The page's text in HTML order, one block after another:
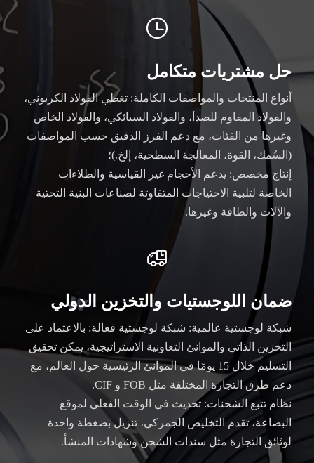

حل مشتريات متكامل
أنواع المنتجات والمواصفات الكاملة: تغطي الفولاذ الكربوني،
والفولاذ المقاوم للصدأ، والفولاذ السبائكي، والفولاذ الخاص
وغيرها من الفئات، مع دعم الفرز الدقيق حسب المواصفات
(السُمك، القوة، المعالجة السطحية، إلخ.)؛
إنتاج مخصص: يدعم الأحجام غير القياسية والطلاءات
الخاصة لتلبية الاحتياجات المتفاوتة لصناعات البنية التحتية
والآلات والطاقة وغيرها.

ضمان اللوجستيات والتخزين الدولي
شبكة لوجستية عالمية: شبكة لوجستية فعالة: بالاعتماد على
التخزين الذاتي والموانئ التعاونية الاستراتيجية، يمكن تحقيق
التسليم خلال 15 يومًا في الموانئ الرئيسية حول العالم، مع
دعم طرق التجارة المختلفة مثل FOB و CIF.
نظام تتبع الشحنات: تحديث في الوقت الفعلي لموقع
البضاعة، تقدم التخليص الجمركي، تنزيل بضغطة واحدة
لوثائق التجارة مثل سندات الشحن وشهادات المنشأ.